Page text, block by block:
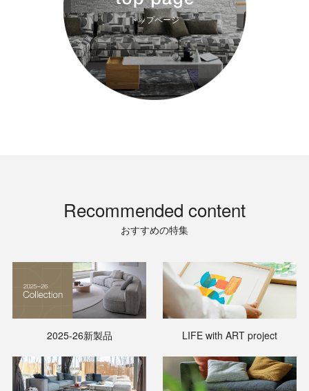
トップページ
Recommended content
おすすめの特集
2025-26新製品 LIFE with ART project